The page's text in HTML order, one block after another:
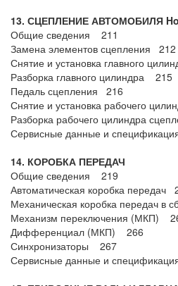
13. СЦЕПЛЕНИЕ АВТОМОБИЛЯ
Общие сведения 211
Замена элементов сцепления 212
Снятие и установка главного
Разборка главного цилиндра 215
Педаль сцепления 216
Снятие и установка рабочего
Разборка рабочего цилиндра
Сервисные данные и
14. КОРОБКА ПЕРЕДАЧ
Общие сведения 219
Автоматическая коробка передач
Механическая коробка передач в
Механизм переключения (МКП)
Дифференциал (МКП) 266
Синхронизаторы 267
Сервисные данные и